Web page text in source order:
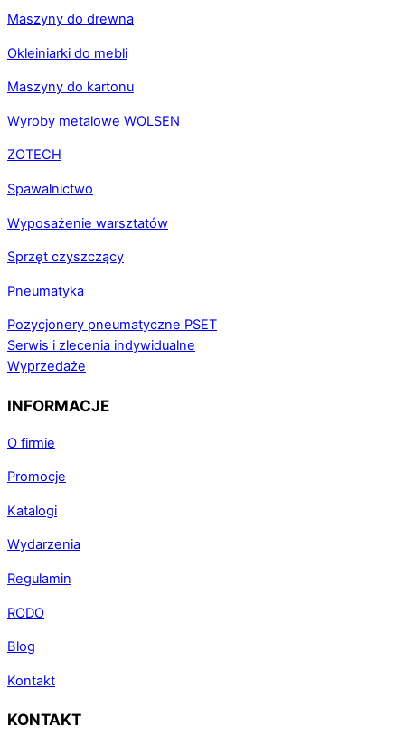
Maszyny do drewna
Okleiniarki do mebli
Maszyny do kartonu
Wyroby metalowe WOLSEN
ZOTECH
Spawalnictwo
Wyposażenie warsztatów
Sprzęt czyszczący
Pneumatyka
Pozycjonery pneumatyczne PSET
Serwis i zlecenia indywidualne
Wyprzedaże
INFORMACJE
O firmie
Promocje
Katalogi
Wydarzenia
Regulamin
RODO
Blog
Kontakt
KONTAKT